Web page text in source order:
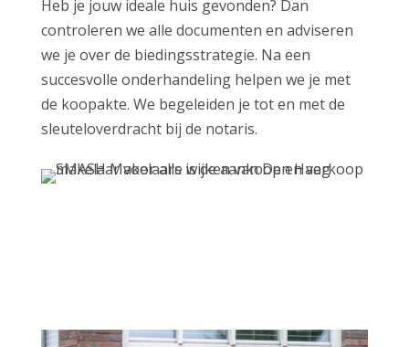
Heb je jouw ideale huis gevonden? Dan
controleren we alle documenten en adviseren
we je over de biedingsstrategie. Na een
succesvolle onderhandeling helpen we je met
de koopakte. We begeleiden je tot en met de
sleuteloverdracht bij de notaris.